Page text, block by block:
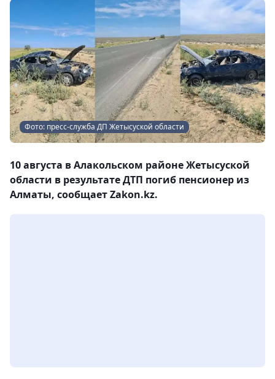
Фото: пресс-служба ДП Жетысуской области
10 августа в Алакольcком районе Жетысуской
области в результате ДТП погиб пенсионер из
Алматы, сообщает Zakon.kz.